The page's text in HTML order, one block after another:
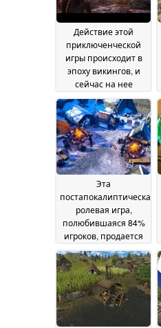
Действие этой
приключенческой
игры происходит в
эпоху викингов, и
сейчас на нее
действует 75%
скидка в Steam08 June
2026
Эта
постапокалиптическая
ролевая игра,
полюбившаяся 84%
игроков, продается
со скидкой 70% в
Steam06 June 2026